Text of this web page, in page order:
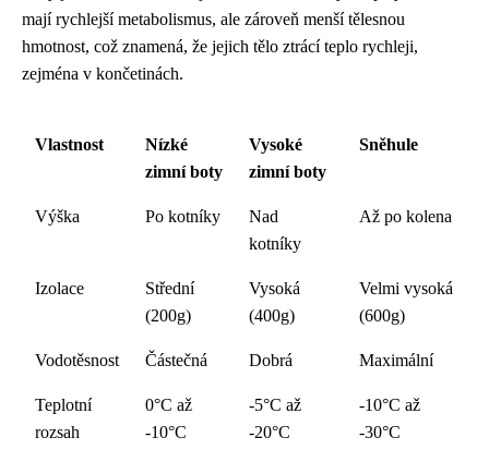
mají rychlejší metabolismus, ale zároveň menší tělesnou
hmotnost, což znamená, že jejich tělo ztrácí teplo rychleji,
zejména v končetinách.
Vlastnost
Nízké
zimní boty
Vysoké
zimní boty
Sněhule
Výška Po kotníky
Nad
kotníky
Až po kolena
Izolace
Střední
(200g)
Vysoká
(400g)
Velmi vysoká
(600g)
Vodotěsnost Částečná Dobrá Maximální
Teplotní
rozsah
0°C až
-10°C
-5°C až
-20°C
-10°C až
-30°C